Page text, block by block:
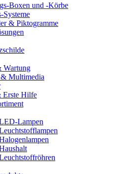
Boxen und -Körbe
Systeme
& Piktogramme
Wartung
Multimedia
Erste Hilfe
Lampen